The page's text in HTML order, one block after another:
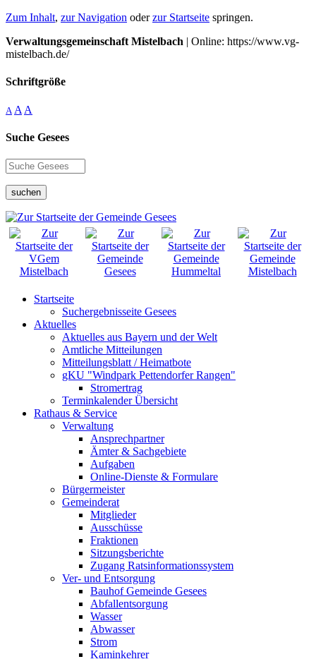
Zum Inhalt, zur Navigation oderzur Startseite springen.
Verwaltungsgemeinschaft Mistelbach | Online: https://www.vg-
mistelbach.de/
Schriftgröße
A A A
Suche Gesees
suchen
Startseite
Suchergebnisseite Gesees
Aktuelles
Aktuelles aus Bayern und der Welt
Amtliche Mitteilungen
Mitteilungsblatt / Heimatbote
gKU "Windpark Pettendorfer Rangen"
Stromertrag
Terminkalender Übersicht
Rathaus & Service
Verwaltung
Ansprechpartner
Ämter & Sachgebiete
Aufgaben
Online-Dienste & Formulare
Bürgermeister
Gemeinderat
Mitglieder
Ausschüsse
Fraktionen
Sitzungsberichte
Zugang Ratsinformationssystem
Ver- und Entsorgung
Bauhof Gemeinde Gesees
Abfallentsorgung
Wasser
Abwasser
Strom
Kaminkehrer